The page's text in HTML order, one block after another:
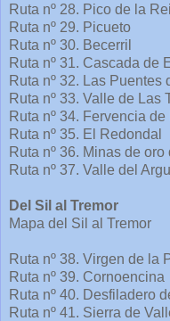
Ruta nº 28. Pico de la
Ruta nº 29. Picueto
Ruta nº 30. Becerril
Ruta nº 31. Cascada de
Ruta nº 32. Las Puentes
Ruta nº 33. Valle de Las
Ruta nº 34. Fervencia
Ruta nº 35. El Redondal
Ruta nº 36. Minas de
Ruta nº 37. Valle del
Del Sil al Tremor
Mapa del Sil al Tremor
Ruta nº 38. Virgen de la
Ruta nº 39. Cornoencina
Ruta nº 40. Desfiladero
Ruta nº 41. Sierra de